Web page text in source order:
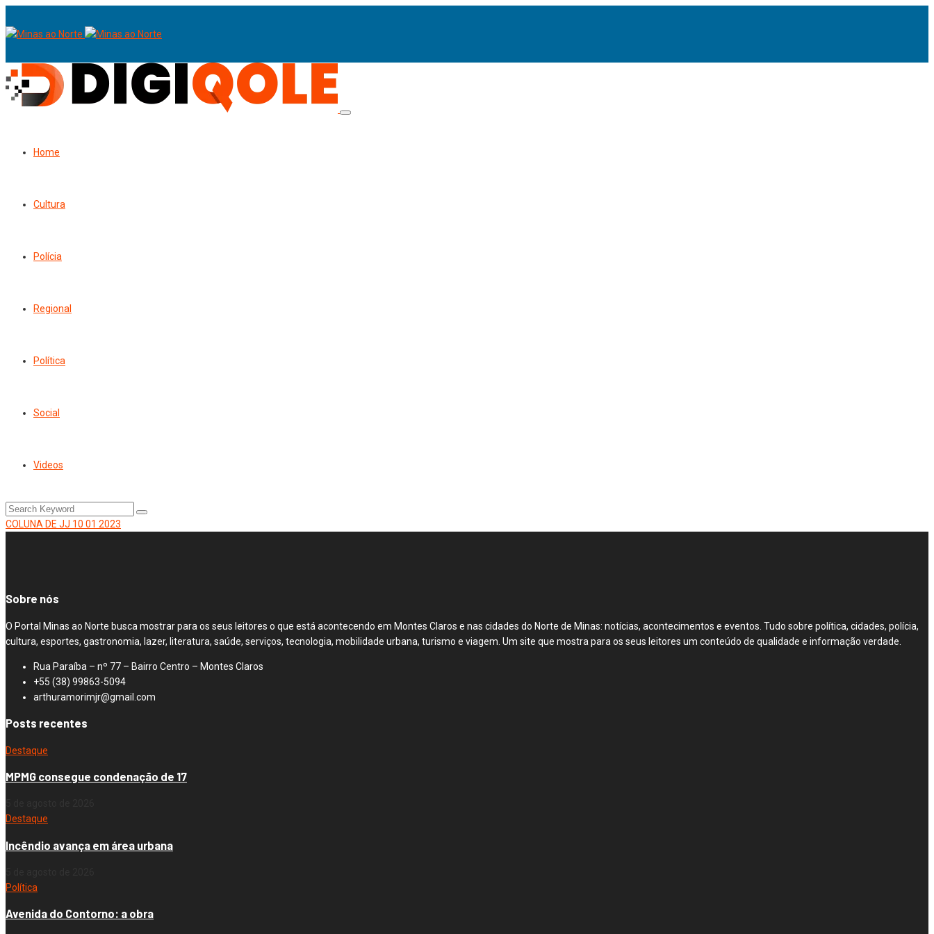
Home
Cultura
Polícia
Regional
Política
Social
Videos
COLUNA DE JJ 10 01 2023
Sobre nós
O Portal Minas ao Norte busca mostrar para os seus leitores o que está acontecendo em Montes Claros e nas cidades do Norte de Minas: notícias, acontecimentos e eventos. Tudo sobre política, cidades, polícia,
cultura, esportes, gastronomia, lazer, literatura, saúde, serviços, tecnologia, mobilidade urbana, turismo e viagem. Um site que mostra para os seus leitores um conteúdo de qualidade e informação verdade.
Rua Paraíba – nº 77 – Bairro Centro – Montes Claros
+55 (38) 99863-5094
arthuramorimjr@gmail.com
Posts recentes
Destaque
MPMG consegue condenação de 17
Destaque
Incêndio avança em área urbana
Política
Avenida do Contorno: a obra